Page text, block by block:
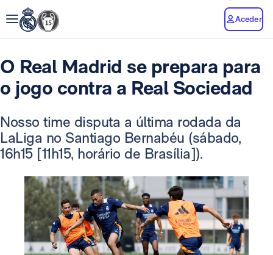
Aceder
O Real Madrid se prepara para
o jogo contra a Real Sociedad
Nosso time disputa a última rodada da
LaLiga no Santiago Bernabéu (sábado,
16h15 [11h15, horário de Brasília]).